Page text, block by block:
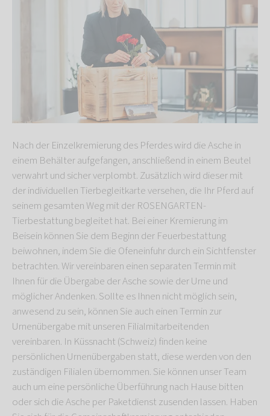
Nach der Einzelkremierung des Pferdes wird die Asche in
einem Behälter aufgefangen, anschließend in einem Beutel
verwahrt und sicher verplombt. Zusätzlich wird dieser mit
der individuellen Tierbegleitkarte versehen, die Ihr Pferd auf
seinem gesamten Weg mit der ROSENGARTEN-
Tierbestattung begleitet hat. Bei einer Kremierung im
Beisein können Sie dem Beginn der Feuerbestattung
beiwohnen, indem Sie die Ofeneinfuhr durch ein Sichtfenster
betrachten. Wir vereinbaren einen separaten Termin mit
Ihnen für die Übergabe der Asche sowie der Urne und
möglicher Andenken. Sollte es Ihnen nicht möglich sein,
anwesend zu sein, können Sie auch einen Termin zur
Urnenübergabe mit unseren Filialmitarbeitenden
vereinbaren. In Küssnacht (Schweiz) finden keine
persönlichen Urnenübergaben statt, diese werden von den
zuständigen Filialen übernommen. Sie können unser Team
auch um eine persönliche Überführung nach Hause bitten
oder sich die Asche per Paketdienst zusenden lassen. Haben